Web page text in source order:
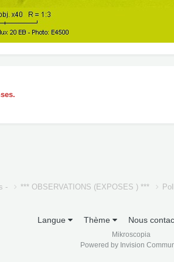
- *** OBSERVATIONS (EXPOSES ) ***
Langue Thème Nous
Mikroscopia
Powered by Invision